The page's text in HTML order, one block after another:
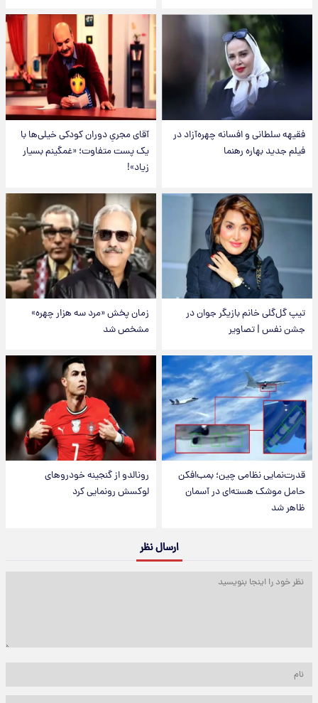
فقیهه سلطانی و افسانه چهره‌آزاد در
فیلم جدید بهاره رهنما
آقای مجریِ دوران کودکی خیلی‌ها با
یک پست متفاوت؛ «غمگینم بسیار
زیاد»!
تیپ گل‌گلی خانم بازیگر جوان در
جشن نفس | تصاویر
زمان پخش «مرد سه هزار چهره»
مشخص شد
قدرت‌نمایی نظامی چین؛ بمب‌افکن
حامل موشک هسته‌ای در آسمان
ظاهر شد
رونالدو از گنجینه خودروهای
لوکسش رونمایی کرد
ارسال نظر